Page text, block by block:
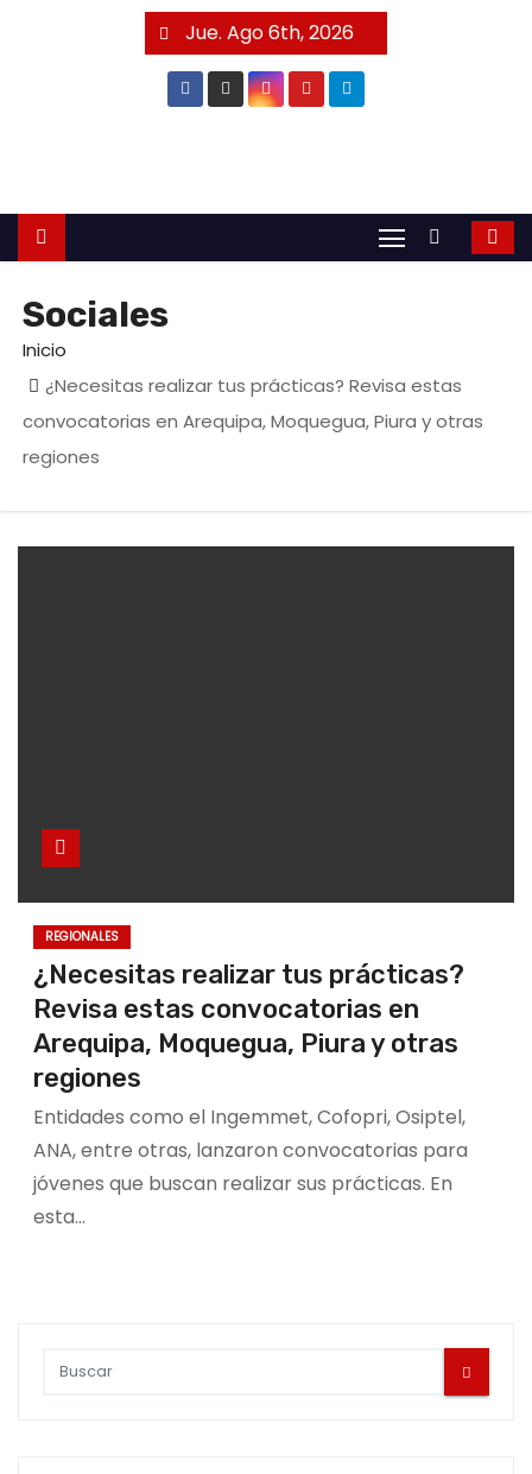
a
Jue. Ago 6th, 2026
Sociales
Inicio
¿Necesitas realizar tus prácticas? Revisa estas
convocatorias en Arequipa, Moquegua, Piura y otras
regiones
REGIONALES
¿Necesitas realizar tus prácticas?
Revisa estas convocatorias en
Arequipa, Moquegua, Piura y otras
regiones
Entidades como el Ingemmet, Cofopri, Osiptel,
ANA, entre otras, lanzaron convocatorias para
jóvenes que buscan realizar sus prácticas. En
esta…